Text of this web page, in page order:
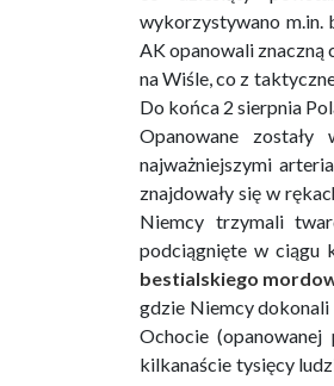
wykorzystywano m.in.
AK opanowali znaczną
na Wiśle, co z
Do końca 2 sierpnia
Opanowane
najważniejszymi
znajdowały się w
Niemcy trzymali
podciągnięte w ciągu
bestialskiego
gdzie Niemcy dokonali
Ochocie
kilkanaście tysięcy